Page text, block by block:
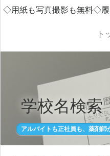
◇用紙も写真撮影も無料◇
ト
学校名検索
アルバイトも正社員も、薬剤